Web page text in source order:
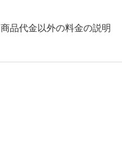
商品代金以外の料金の説明